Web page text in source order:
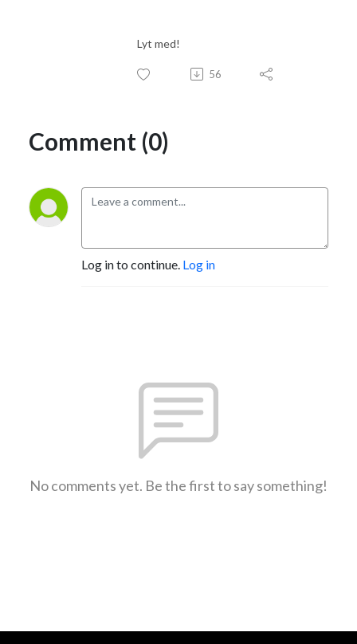
Lyt med!
56
Comment (0)
Log in to continue. Log in
No comments yet. Be the first to say something!